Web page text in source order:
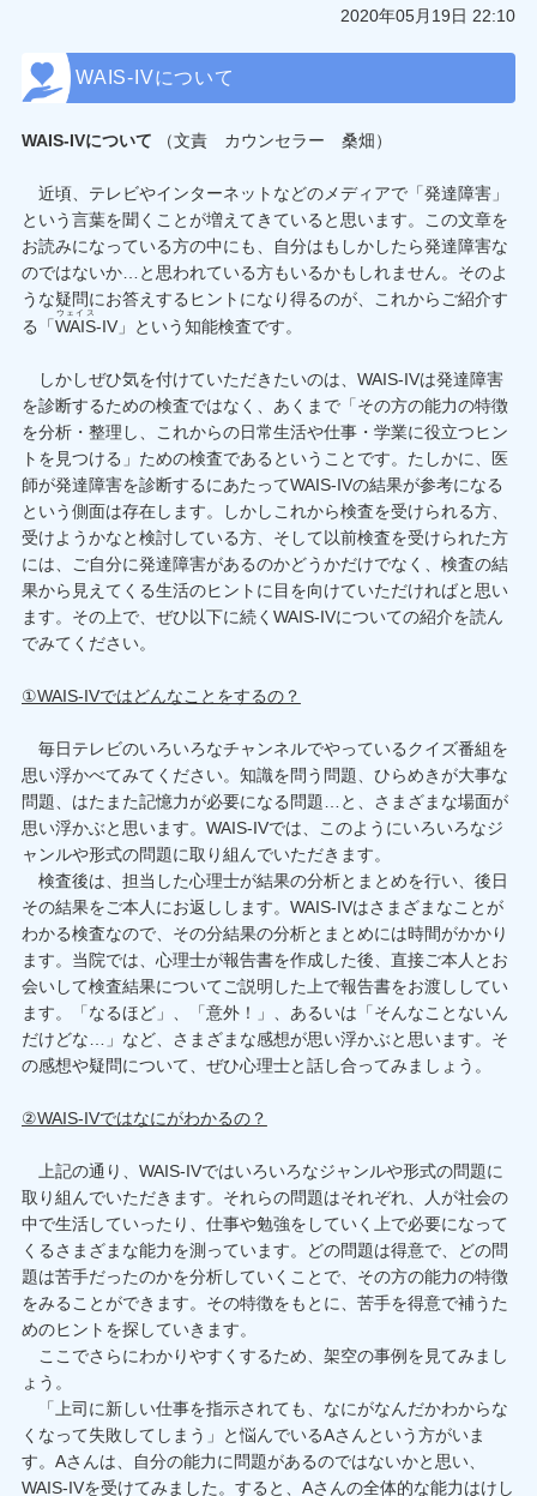
2020年05月19日 22:10
WAIS-IVについて
WAIS-IVについて （文責 カウンセラー 桑畑）
近頃、テレビやインターネットなどのメディアで「発達障害」
という言葉を聞くことが増えてきていると思います。この文章を
お読みになっている方の中にも、自分はもしかしたら発達障害な
のではないか…と思われている方もいるかもしれません。そのよ
うな疑問にお答えするヒントになり得るのが、これからご紹介す
る「WAIS
ウェイス
-IV」という知能検査です。
しかしぜひ気を付けていただきたいのは、WAIS-IVは発達障害
を診断するための検査ではなく、あくまで「その方の能力の特徴
を分析・整理し、これからの日常生活や仕事・学業に役立つヒン
トを見つける」ための検査であるということです。たしかに、医
師が発達障害を診断するにあたってWAIS-IVの結果が参考になる
という側面は存在します。しかしこれから検査を受けられる方、
受けようかなと検討している方、そして以前検査を受けられた方
には、ご自分に発達障害があるのかどうかだけでなく、検査の結
果から見えてくる生活のヒントに目を向けていただければと思い
ます。その上で、ぜひ以下に続くWAIS-IVについての紹介を読ん
でみてください。
①WAIS-IVではどんなことをするの？
毎日テレビのいろいろなチャンネルでやっているクイズ番組を
思い浮かべてみてください。知識を問う問題、ひらめきが大事な
問題、はたまた記憶力が必要になる問題…と、さまざまな場面が
思い浮かぶと思います。WAIS-IVでは、このようにいろいろなジ
ャンルや形式の問題に取り組んでいただきます。
検査後は、担当した心理士が結果の分析とまとめを行い、後日
その結果をご本人にお返しします。WAIS-IVはさまざまなことが
わかる検査なので、その分結果の分析とまとめには時間がかかり
ます。当院では、心理士が報告書を作成した後、直接ご本人とお
会いして検査結果についてご説明した上で報告書をお渡ししてい
ます。「なるほど」、「意外！」、あるいは「そんなことないん
だけどな…」など、さまざまな感想が思い浮かぶと思います。そ
の感想や疑問について、ぜひ心理士と話し合ってみましょう。
②WAIS-IVではなにがわかるの？
上記の通り、WAIS-IVではいろいろなジャンルや形式の問題に
取り組んでいただきます。それらの問題はそれぞれ、人が社会の
中で生活していったり、仕事や勉強をしていく上で必要になって
くるさまざまな能力を測っています。どの問題は得意で、どの問
題は苦手だったのかを分析していくことで、その方の能力の特徴
をみることができます。その特徴をもとに、苦手を得意で補うた
めのヒントを探していきます。
ここでさらにわかりやすくするため、架空の事例を見てみまし
ょう。
「上司に新しい仕事を指示されても、なにがなんだかわからな
くなって失敗してしまう」と悩んでいるAさんという方がいま
す。Aさんは、自分の能力に問題があるのではないかと思い、
WAIS-IVを受けてみました。すると、Aさんの全体的な能力はけし